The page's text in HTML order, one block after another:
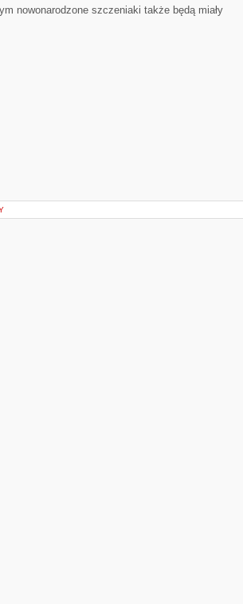
nowonarodzone szczeniaki także będą miały